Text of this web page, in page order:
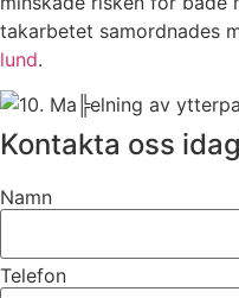
takarbetet samordnades
lund.
Kontakta oss
Namn
Telefon